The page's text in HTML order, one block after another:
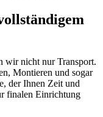
wir nicht nur Transport.
Montieren und sogar
der Ihnen Zeit und
finalen Einrichtung